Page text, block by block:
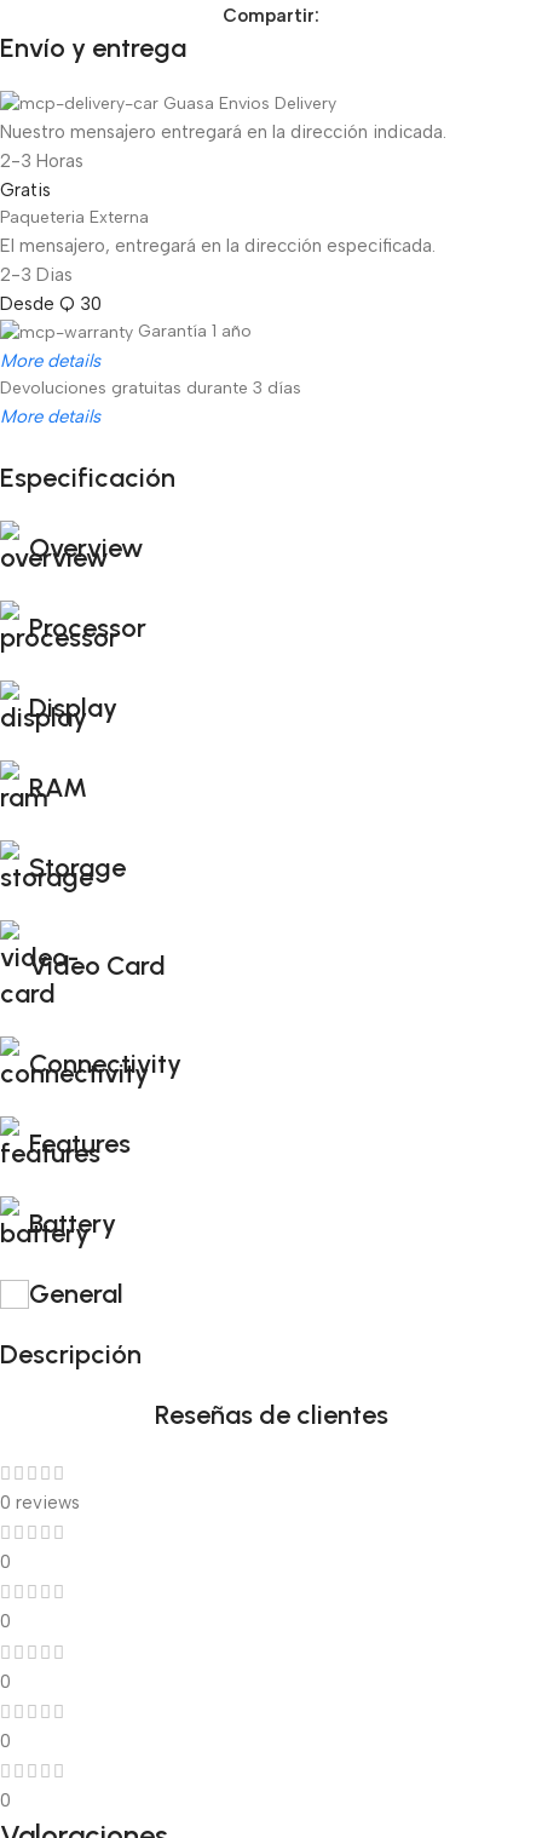
Compartir:
Envío y entrega
Guasa Envios Delivery
Nuestro mensajero entregará en la dirección indicada.
2-3 Horas
Gratis
Paqueteria Externa
El mensajero, entregará en la dirección especificada.
2-3 Dias
Desde Q 30
Garantía 1 año
More details
Devoluciones gratuitas durante 3 días
More details
Black Friday Blowout!
Especificación
Overview
Processor
Display
RAM
Storage
Video Card
Connectivity
Features
Battery
General
Descripción
Reseñas de clientes
0 reviews
0
0
0
0
0